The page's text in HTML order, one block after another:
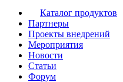
Каталог продуктов
Партнеры
Проекты внедрений
Мероприятия
Новости
Статьи
Форум